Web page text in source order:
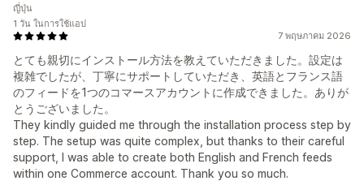
7 พฤษภาคม 2026
とても親切にインストール方法を教えていただきました。設定は
複雑でしたが、丁寧にサポートしていただき、英語とフランス語
のフィードを1つのコマースアカウントに作成できました。ありが
とうございました。
They kindly guided me through the installation process step by
step. The setup was quite complex, but thanks to their careful
support, I was able to create both English and French feeds
within one Commerce account. Thank you so much.
ญี่ปุ่น
1 วัน ในการใช้แอป